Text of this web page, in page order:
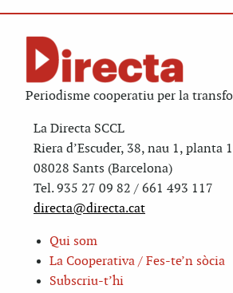
Periodisme cooperatiu per la
La Directa SCCL
Riera d’Escuder, 38, nau 1, planta 1
08028 Sants (Barcelona)
Tel. 935 27 09 82 / 661 493 117
directa@directa.cat
Qui som
La Cooperativa / Fes-te’n sòcia
Subscriu-t’hi